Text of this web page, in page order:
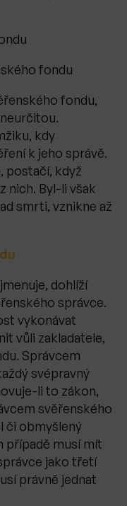
fondu
fondu,
kdy
k jeho správě.
postačí, když
nich. Byl-li však
smrti, vznikne až
dohlíží
správce.
vykonávat
vůli zakladatele,
Správcem
svépravný
li to zákon,
svěřenského
či obmyšlený
případě musí mít
jako třetí
právně jednat